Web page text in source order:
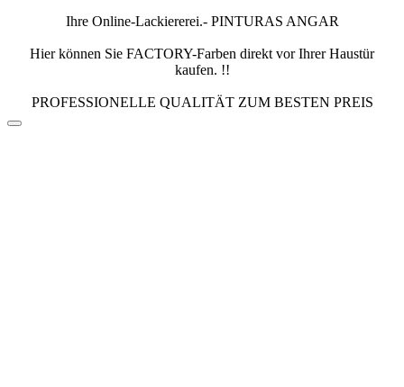
Ihre Online-Lackiererei.- PINTURAS ANGAR
Hier können Sie FACTORY-Farben direkt vor Ihrer Haustür
kaufen. !!
PROFESSIONELLE QUALITÄT ZUM BESTEN PREIS